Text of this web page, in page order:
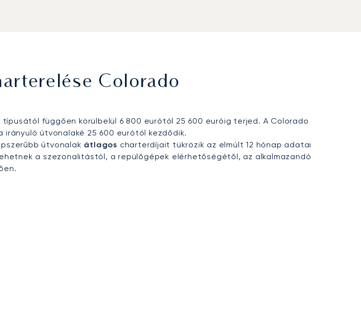
Colorado
függően körülbelül 6 800 eurótól 25 600 euróig terjed. A Colorado
útvonalaké 25 600 eurótól kezdődik.
útvonalak átlagos charterdíjait tükrözik az elmúlt 12 hónap adatai
a szezonalitástól, a repülőgépek elérhetőségétől, az alkalmazandó